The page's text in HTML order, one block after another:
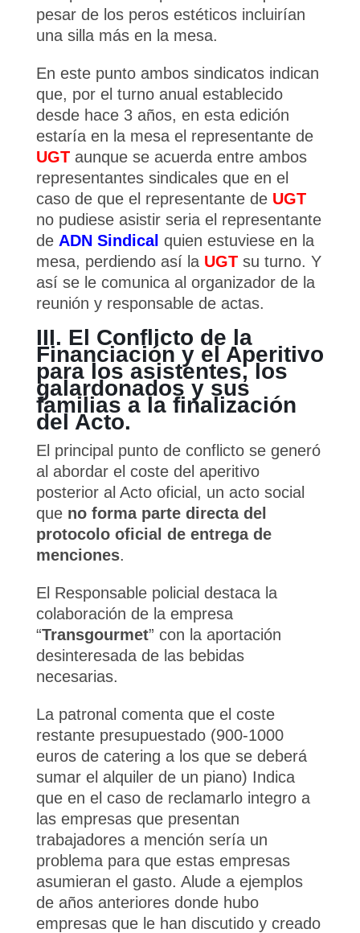
pesar de los peros estéticos incluirían
una silla más en la mesa.
En este punto ambos sindicatos indican
que, por el turno anual establecido
desde hace 3 años, en esta edición
estaría en la mesa el representante de
UGT aunque se acuerda entre ambos
representantes sindicales que en el
caso de que el representante de UGT
no pudiese asistir seria el representante
de ADN Sindical quien estuviese en la
mesa, perdiendo así la UGT su turno. Y
así se le comunica al organizador de la
reunión y responsable de actas.
III. El Conflicto de la
Financiación y el Aperitivo
para los asistentes, los
galardonados y sus
familias a la finalización
del Acto.
El principal punto de conflicto se generó
al abordar el coste del aperitivo
posterior al Acto oficial, un acto social
que no forma parte directa del
protocolo oficial de entrega de
menciones.
El Responsable policial destaca la
colaboración de la empresa
“Transgourmet” con la aportación
desinteresada de las bebidas
necesarias.
La patronal comenta que el coste
restante presupuestado (900-1000
euros de catering a los que se deberá
sumar el alquiler de un piano) Indica
que en el caso de reclamarlo integro a
las empresas que presentan
trabajadores a mención sería un
problema para que estas empresas
asumieran el gasto. Alude a ejemplos
de años anteriores donde hubo
empresas que le han discutido y creado